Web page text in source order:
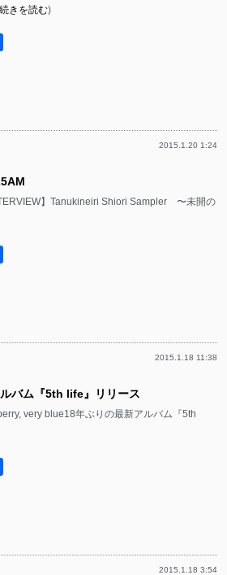
続きを読む)
2015.1.20 1:24
】Tanukineiri Shiori Sampler 〜未開の
2015.1.18 11:38
バム『5th life』リリース
very blue18年ぶりの最新アルバム『5th
2015.1.18 3:54